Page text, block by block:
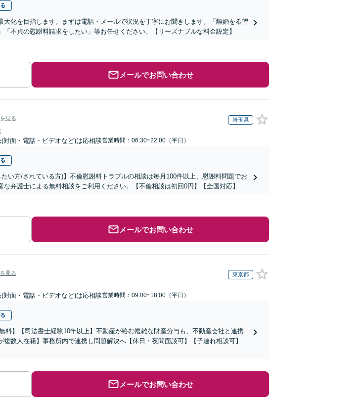
大化を目指します。まずは電話・メールで状況を丁寧にお聞きします。「離婚を希望
不貞の慰謝料請求をしたい」等お任せください。【リーズナブルな料金設定】
メールでお問い合わせ
見る 埼玉県
対面・電話・ビデオなど)は応相談営業時間：06:30~22:00（平日）
たい方/されている方)】不倫慰謝料トラブルの相談は毎月100件以上、慰謝料問題でお
弁護士による無料相談をご利用ください。【不倫相談は初回0円】【全国対応】
メールでお問い合わせ
見る 東京都
対面・電話・ビデオなど)は応相談営業時間：09:00~18:00（平日）
料】【司法書士経験10年以上】不動産が絡む複雑な財産分与も、不動産会社と連携
複数人在籍】事務所内で連携し問題解決へ【休日・夜間面談可】【子連れ相談可】
メールでお問い合わせ